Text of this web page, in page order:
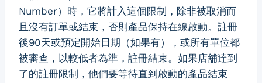
Number）時，它將計入這個限制，除非被取消而
且沒有訂單或結束，否則產品保持在線啟動。註冊
後90天或預定開始日期（如果有），或所有單位都
被審查，以較低者為準，註冊結束。如果店舖達到
了的註冊限制，他們要等待直到啟動的產品結束